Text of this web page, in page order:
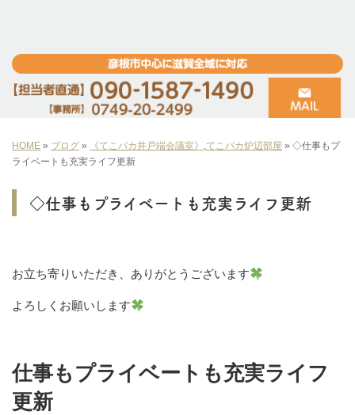
HOME » ブログ » 《てこパカ井戸端会議室》 ,てこパカ炉辺部屋 » ◇仕事もプ
ライベートも充実ライフ更新
◇仕事もプライベートも充実ライフ更新
お立ち寄りいただき、ありがとうございます
よろしくお願いします
仕事もプライベートも充実ライフ
更新